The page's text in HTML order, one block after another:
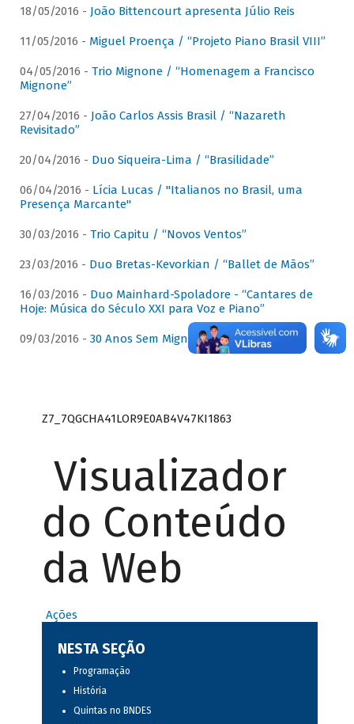
18/05/2016 - João Bittencourt apresenta Júlio Reis
11/05/2016 - Miguel Proença / “Projeto Piano Brasil VIII”
04/05/2016 - Trio Mignone / “Homenagem a Francisco
Mignone”
27/04/2016 - João Carlos Assis Brasil / “Nazareth
Revisitado”
20/04/2016 - Duo Siqueira-Lima / “Brasilidade”
06/04/2016 - Lícia Lucas / "Italianos no Brasil, uma
Presença Marcante"
30/03/2016 - Trio Capitu / “Novos Ventos”
23/03/2016 - Duo Bretas-Kevorkian / “Ballet de Mãos”
16/03/2016 - Duo Mainhard-Spoladore - “Cantares de
Hoje: Música do Século XXI para Voz e Piano”
09/03/2016 - 30 Anos Sem Mignone
Z7_7QGCHA41LOR9E0AB4V47KI1863
Visualizador
do Conteúdo
da Web
Ações
NESTA SEÇÃO
Programação
História
Quintas no BNDES